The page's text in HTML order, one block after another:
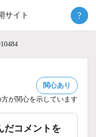
サイト ?
関心あり
方が関心を示しています
だコメントを